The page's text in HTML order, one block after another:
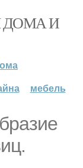
ДОМА И
мебель